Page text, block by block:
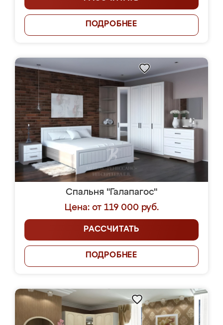
ПОДРОБНЕЕ
Спальня "Галапагос"
Цена: от 119 000 руб.
РАССЧИТАТЬ
ПОДРОБНЕЕ